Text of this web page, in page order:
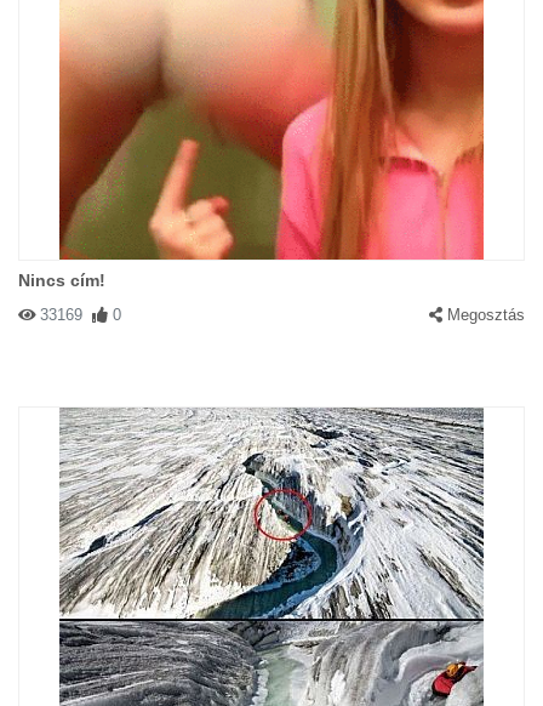
Nincs cím!
33169 0 Megosztás